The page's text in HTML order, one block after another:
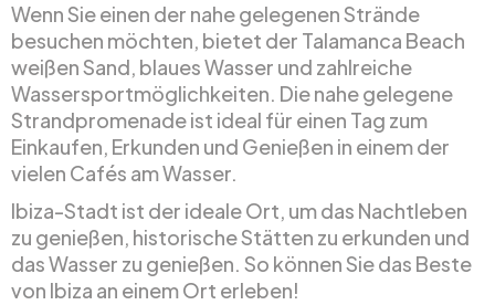
Wenn Sie einen der nahe gelegenen Strände
besuchen möchten, bietet der Talamanca Beach
weißen Sand, blaues Wasser und zahlreiche
Wassersportmöglichkeiten. Die nahe gelegene
Strandpromenade ist ideal für einen Tag zum
Einkaufen, Erkunden und Genießen in einem der
vielen Cafés am Wasser.
Ibiza-Stadt ist der ideale Ort, um das Nachtleben
zu genießen, historische Stätten zu erkunden und
das Wasser zu genießen. So können Sie das Beste
von Ibiza an einem Ort erleben!